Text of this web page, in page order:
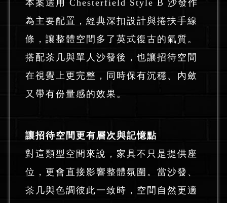
本案選用 Chesterfield Style B 沙發作
為主要配置，經典深扣設計與捲扶手線
條，讓整體空間多了英式復古的氣質。
搭配茶几與單人沙發後，也讓招待空間
在視覺上更完整，同時保有沉穩、內斂
又帶有份量感的效果。
讓招待空間更有層次與記憶點
對這類型空間來說，家具不只是提供座
位，更會直接影響整體氛圍。當沙發、
茶几與色調彼此一致時，空間自然更適